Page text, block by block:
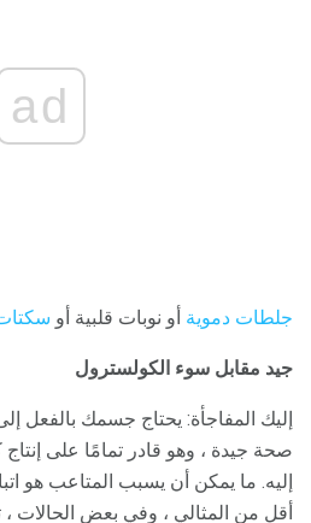
ad
جلطات دموية أو نوبات قلبية أو
جيد مقابل سوء الكولسترول
إليك المفاجأة: يحتاج جسمك بالفعل
صحة جيدة ، وهو قادر تمامًا على
إليه. ما يمكن أن يسبب المتاعب هو
أقل من المثالي ، وفي بعض الحالات ،